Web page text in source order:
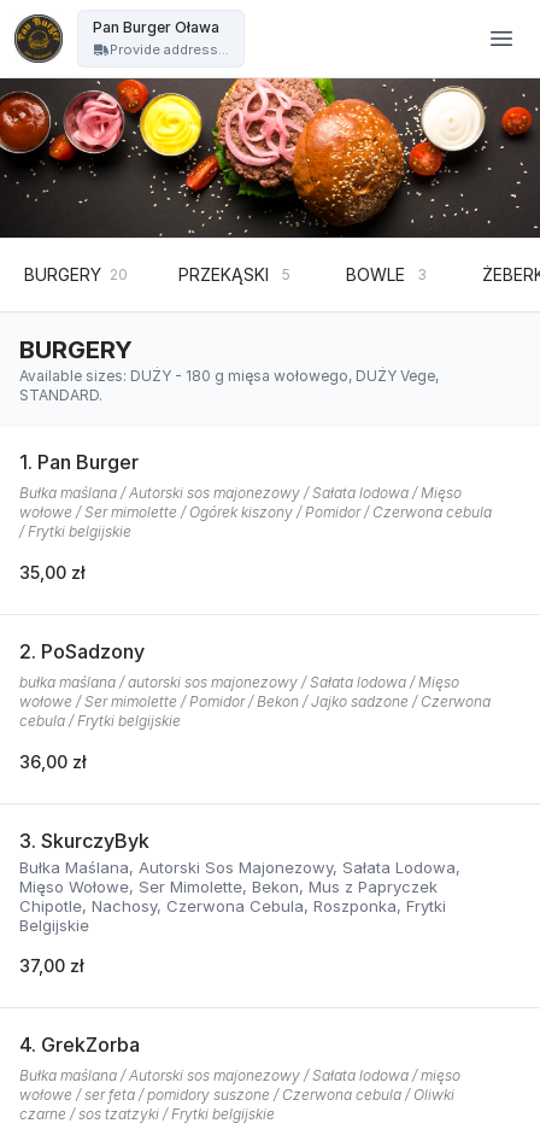
Pan Burger Oława
Provide address...
BURGERY 20 PRZEKĄSKI 5 BOWLE 3
BURGERY
Available sizes: DUŻY - 180 g mięsa wołowego, DUŻY Vege,
STANDARD.
1. Pan Burger
Bułka maślana / Autorski sos majonezowy / Sałata lodowa / Mięso
wołowe / Ser mimolette / Ogórek kiszony / Pomidor / Czerwona cebula
/ Frytki belgijskie
35,00 zł
2. PoSadzony
bułka maślana / autorski sos majonezowy / Sałata lodowa / Mięso
wołowe / Ser mimolette / Pomidor / Bekon / Jajko sadzone / Czerwona
cebula / Frytki belgijskie
36,00 zł
3. SkurczyByk
Bułka Maślana, Autorski Sos Majonezowy, Sałata Lodowa,
Mięso Wołowe, Ser Mimolette, Bekon, Mus z Papryczek
Chipotle, Nachosy, Czerwona Cebula, Roszponka, Frytki
Belgijskie
37,00 zł
4. GrekZorba
Bułka maślana / Autorski sos majonezowy / Sałata lodowa / mięso
wołowe / ser feta / pomidory suszone / Czerwona cebula / Oliwki
czarne / sos tzatzyki / Frytki belgijskie